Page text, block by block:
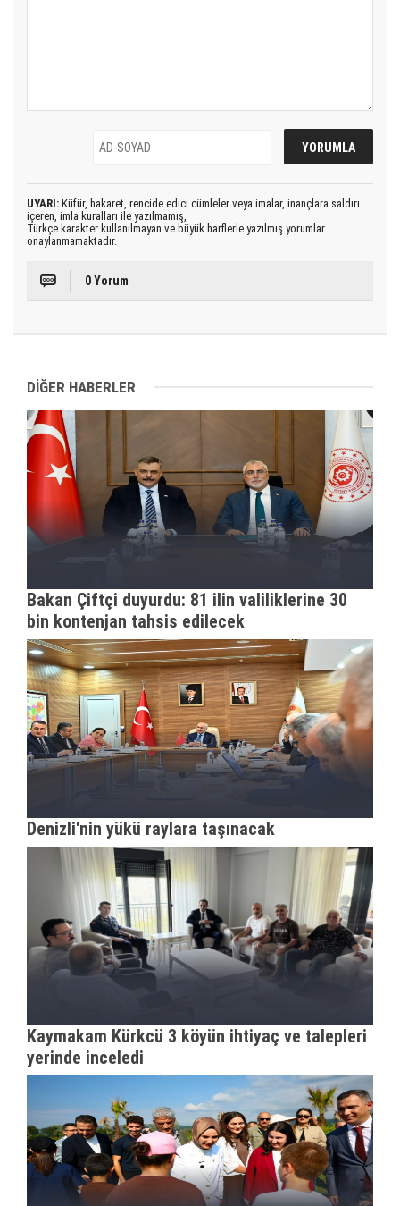
UYARI: Küfür, hakaret, rencide edici cümleler veya imalar, inançlara saldırı
içeren, imla kuralları ile yazılmamış,
Türkçe karakter kullanılmayan ve büyük harflerle yazılmış yorumlar
onaylanmamaktadır.
0 Yorum
DİĞER HABERLER
Bakan Çiftçi duyurdu: 81 ilin valiliklerine 30
bin kontenjan tahsis edilecek
Denizli'nin yükü raylara taşınacak
Kaymakam Kürkcü 3 köyün ihtiyaç ve talepleri
yerinde inceledi